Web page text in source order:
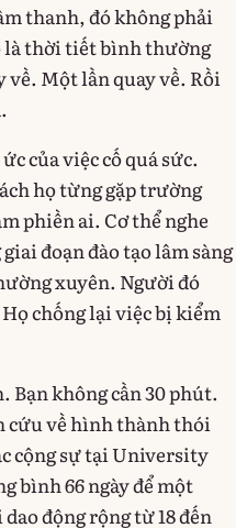
thanh, đó không phải
là thời tiết bình thường
về. Một lần quay về. Rồi
của việc cố quá sức.
họ từng gặp trường
phiền ai. Cơ thể nghe
đoạn đào tạo lâm sàng
xuyên. Người đó
chống lại việc bị kiểm
Bạn không cần 30 phút.
cứu về hình thành thói
cộng sự tại University
bình 66 ngày để một
động rộng từ 18 đến